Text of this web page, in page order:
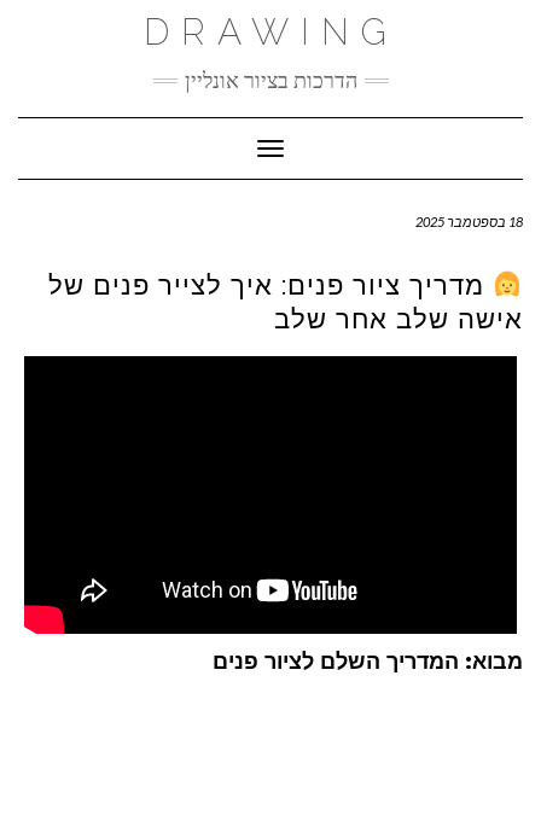
DRAWING
הדרכות בציור אונליין
Toggle Navigation
18 בספטמבר 2025
מדריך ציור פנים: איך לצייר פנים של
אישה שלב אחר שלב
מבוא: המדריך השלם לציור פנים